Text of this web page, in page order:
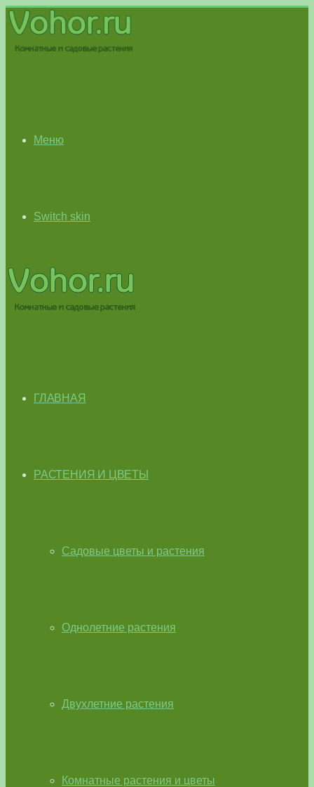
Меню
Switch skin
ГЛАВНАЯ
РАСТЕНИЯ И ЦВЕТЫ
Садовые цветы и растения
Однолетние растения
Двухлетние растения
Комнатные растения и цветы